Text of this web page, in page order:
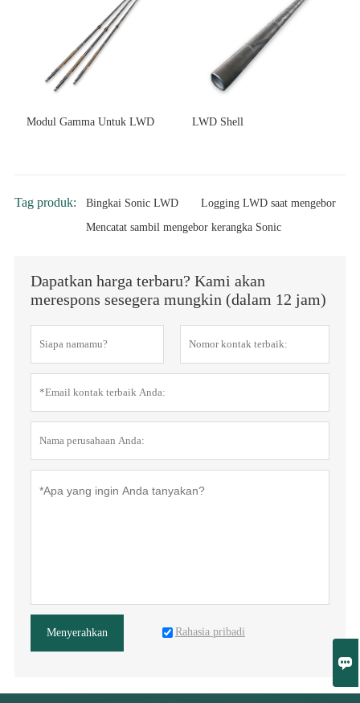

Modul Gamma Untuk LWD LWD Shell
Tag produk: Bingkai Sonic LWD
Logging LWD saat mengebor
Mencatat sambil mengebor kerangka Sonic
Dapatkan harga terbaru? Kami akan
merespons sesegera mungkin (dalam 12 jam)
Menyerahkan Rahasia pribadi